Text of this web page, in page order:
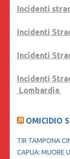
Incidenti
Incidenti
Incidenti
Incidenti
Lombardia
OMICIDIO
TIR TAMPONA
CAPUA: MUORE